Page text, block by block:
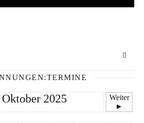
Oktober 2025
Weiter
►